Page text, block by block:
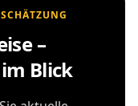
–
Blick